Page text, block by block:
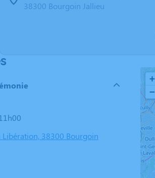
38300 Bourgoin Jallieu
Libération, 38300 Bourgoin
+
−